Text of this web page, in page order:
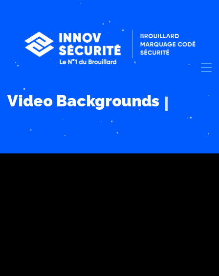
Video Backgrounds